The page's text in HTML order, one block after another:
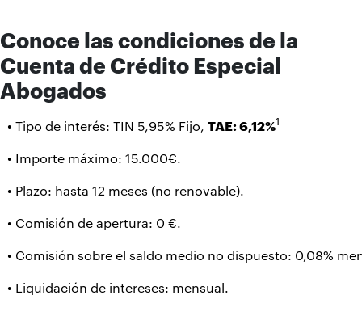
Conoce las condiciones de la
Cuenta de Crédito Especial
Abogados
• Tipo de interés: TIN 5,95% Fijo, TAE: 6,12%1
• Importe máximo: 15.000€.
• Plazo: hasta 12 meses (no renovable).
• Comisión de apertura: 0 €.
• Comisión sobre el saldo medio no dispuesto: 0,08%
• Liquidación de intereses: mensual.